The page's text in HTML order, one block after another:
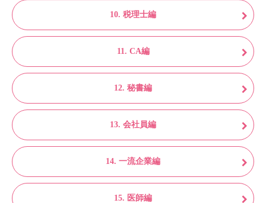
10. 税理士編
11. CA編
12. 秘書編
13. 会社員編
14. 一流企業編
15. 医師編